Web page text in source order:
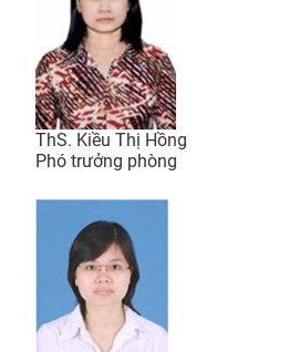
ThS. Kiều Thị Hồng
Phó trưởng phòng